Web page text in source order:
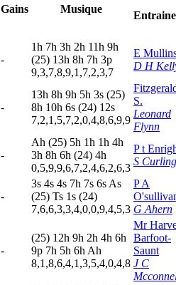
Gains Musique
-
1h 7h 3h 2h 11h 9h
(25) 13h 8h 7h 3p
9,3,7,8,9,1,7,2,3,7
E
D H
-
13h 8h 9h 5h 3s (25)
8h 10h 6s (24) 12s
7,2,1,5,7,2,0,4,8,6,9,9
S.
Leonard
Flynn
-
Ah (25) 5h 1h 1h 4h
3h 8h 6h (24) 4h
0,5,9,9,6,7,2,4,6,2,6,3
P t
S Curling
-
3s 4s 4s 7h 7s 6s As
(25) Ts 1s (24)
7,6,6,3,3,4,0,0,9,4,5,3
P A
G Ahern
-
(25) 12h 9h 2h 4h 6h
9p 7h 5h 6h Ah
8,1,8,6,4,1,3,5,4,0,4,8
Mr
Barfoot-
Saunt
J C